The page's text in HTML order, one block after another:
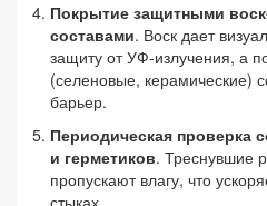
Покрытие защитными
составами. Воск дает
защиту от УФ‑излучения, а
(селеновые, керамические)
барьер.
Периодическая проверка
и герметиков. Треснувшие
пропускают влагу, что